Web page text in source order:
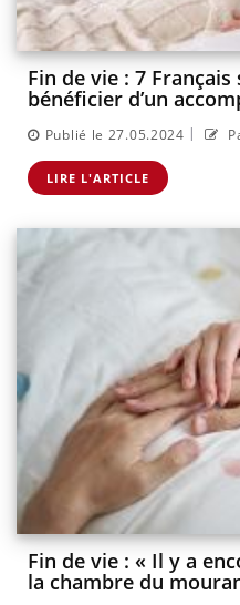
Fin de vie : 7
bénéficier d’un
Publié le 27.05.2024 |
LIRE L'ARTICLE
Fin de vie : « Il y a
la chambre du